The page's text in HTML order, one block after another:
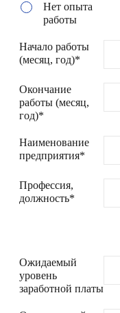
Нет опыта
работы
Начало работы
(месяц, год)*
Окончание
работы (месяц,
год)*
Наименование
предприятия*
Профессия,
должность*
Ожидаемый
уровень
заработной платы